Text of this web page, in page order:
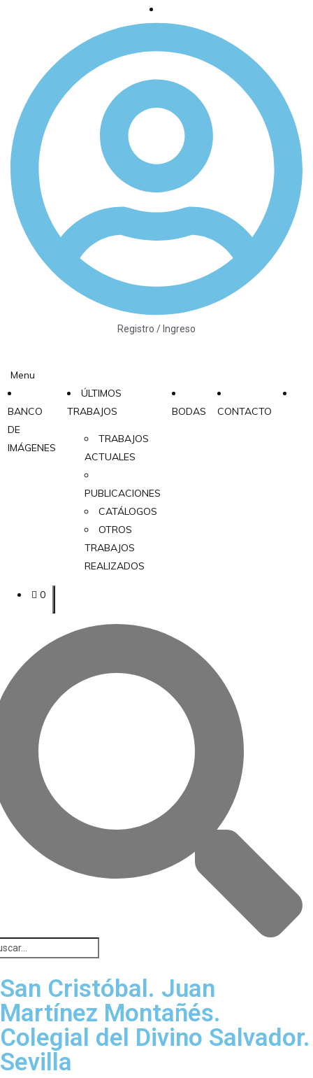
Registro / Ingreso
Menu
BANCO
DE
IMÁGENES
ÚLTIMOS
TRABAJOS
TRABAJOS
ACTUALES
PUBLICACIONES
CATÁLOGOS
OTROS
TRABAJOS
REALIZADOS
BODAS CONTACTO
0
San Cristóbal. Juan
Martínez Montañés.
Colegial del Divino Salvador.
Sevilla